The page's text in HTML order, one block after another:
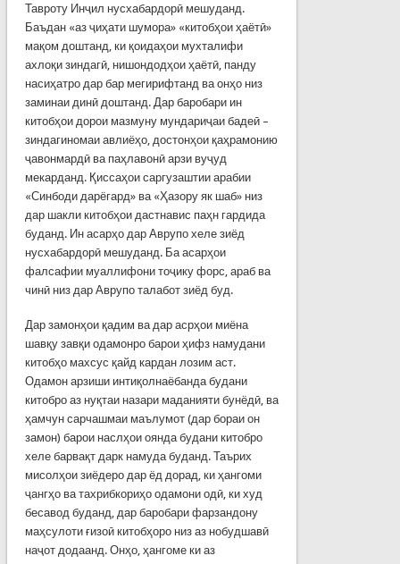
Тавроту Инҷил нусхабардорӣ мешуданд.
Баъдан «аз ҷиҳати шумора» «китобҳои ҳаётӣ»
мақом доштанд, ки қоидаҳои мухталифи
ахлоқи зиндагӣ, нишондодҳои ҳаётӣ, панду
насиҳатро дар бар мегирифтанд ва онҳо низ
заминаи динӣ доштанд. Дар баробари ин
китобҳои дорои маз­муну мундариҷаи бадеӣ –
зиндагиномаи авлиёҳо, достонҳои қаҳрамонию
ҷавонмардӣ ва паҳлавонӣ арзи вуҷуд
мекарданд. Қиссаҳои саргузаштии арабии
«Синбоди дарёгард» ва «Ҳазору як шаб» низ
дар шакли китобҳои дастнавис паҳн гардида
буданд. Ин асарҳо дар Аврупо хеле зиёд
нусхабардорӣ мешуданд. Ба асарҳои
фалсафии муаллифони тоҷику форс, араб ва
чинӣ низ дар Аврупо талабот зиёд буд.
Дар замонҳои қадим ва дар асрҳои миёна
шавқу завқи одамонро барои ҳифз намудани
китобҳо махсус қайд кардан лозим аст.
Одамон арзиши интиқолнаёбанда будани
китобро аз нуқтаи назари маданияти бунёдӣ, ва
ҳамчун сарчашмаи маълумот (дар бораи он
замон) барои наслҳои оянда бу­дани китобро
хеле барвақт дарк намуда буданд. Таърих
мисолҳои зиёдеро дар ёд дорад, ки ҳангоми
ҷангҳо ва тахрибкориҳо одамони одӣ, ки худ
бе­савод буданд, дар баробари фарзандону
маҳсулоти ғизоӣ китобҳоро низ аз нобудшавӣ
наҷот додаанд. Онҳо, ҳангоме ки аз